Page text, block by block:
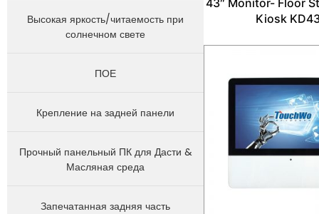
Высокая яркость/читаемость при
солнечном свете
ПОЕ
Крепление на задней панели
Прочный панельный ПК для Дасти &
Масляная среда
Запечатанная задняя часть
43″ Monitor- Floor
Kiosk